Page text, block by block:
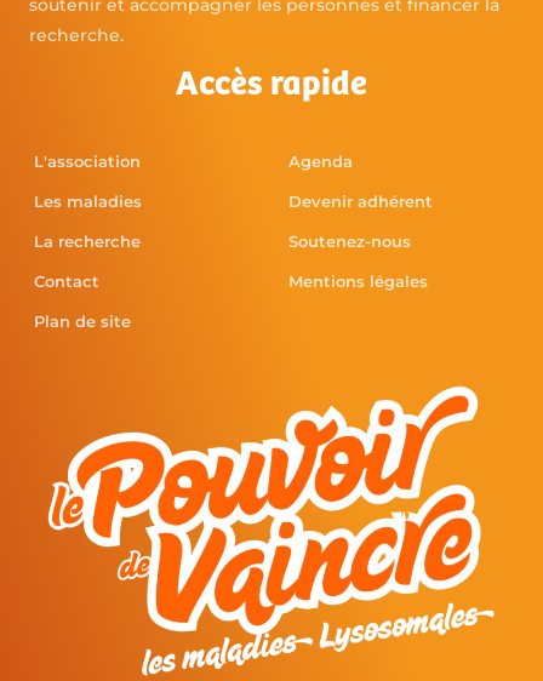
soutenir et accompagner les personnes et financer la
recherche.
Accès rapide
L'association
Les maladies
La recherche
Contact
Plan de site
Agenda
Devenir adhérent
Soutenez-nous
Mentions légales